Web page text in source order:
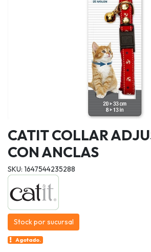
CATIT COLLAR
CON ANCLAS
SKU: 1647544235288
Stock por sucursal
Agotado.